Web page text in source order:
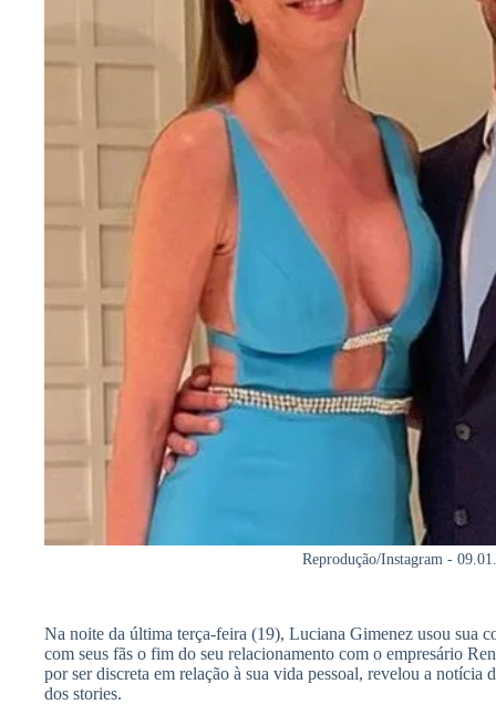
Reprodução/Instagram -
Na noite da última terça-feira (19), Luciana Gimenez usou sua
com seus fãs o fim do seu relacionamento com o empresário
por ser discreta em relação à sua vida pessoal, revelou a notícia
dos stories.